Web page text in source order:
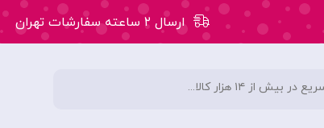
ارسال ۲ ساعته سفارشات تهران